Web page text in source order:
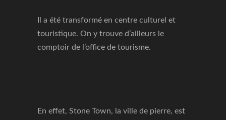
Il a été transformé en centre culturel et
touristique. On y trouve d’ailleurs le
comptoir de l’office de tourisme.
En effet, Stone Town, la ville de pierre, est